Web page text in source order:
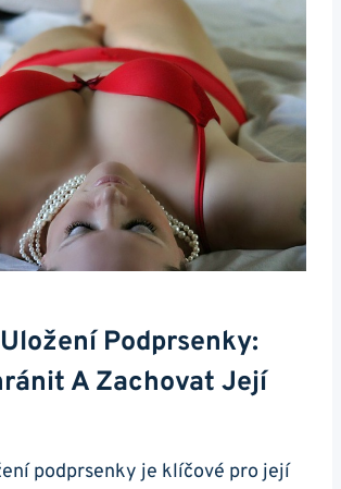
Podprsenky:
A Zachovat Její
podprsenky je klíčové pro její